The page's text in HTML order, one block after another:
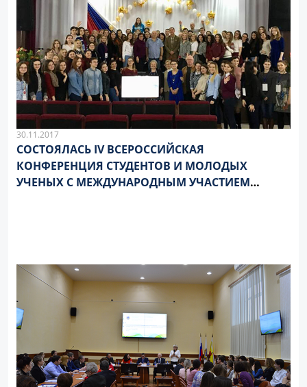
30.11.2017
СОСТОЯЛАСЬ IV ВСЕРОССИЙСКАЯ
КОНФЕРЕНЦИЯ СТУДЕНТОВ И МОЛОДЫХ
УЧЕНЫХ С МЕЖДУНАРОДНЫМ УЧАСТИЕМ